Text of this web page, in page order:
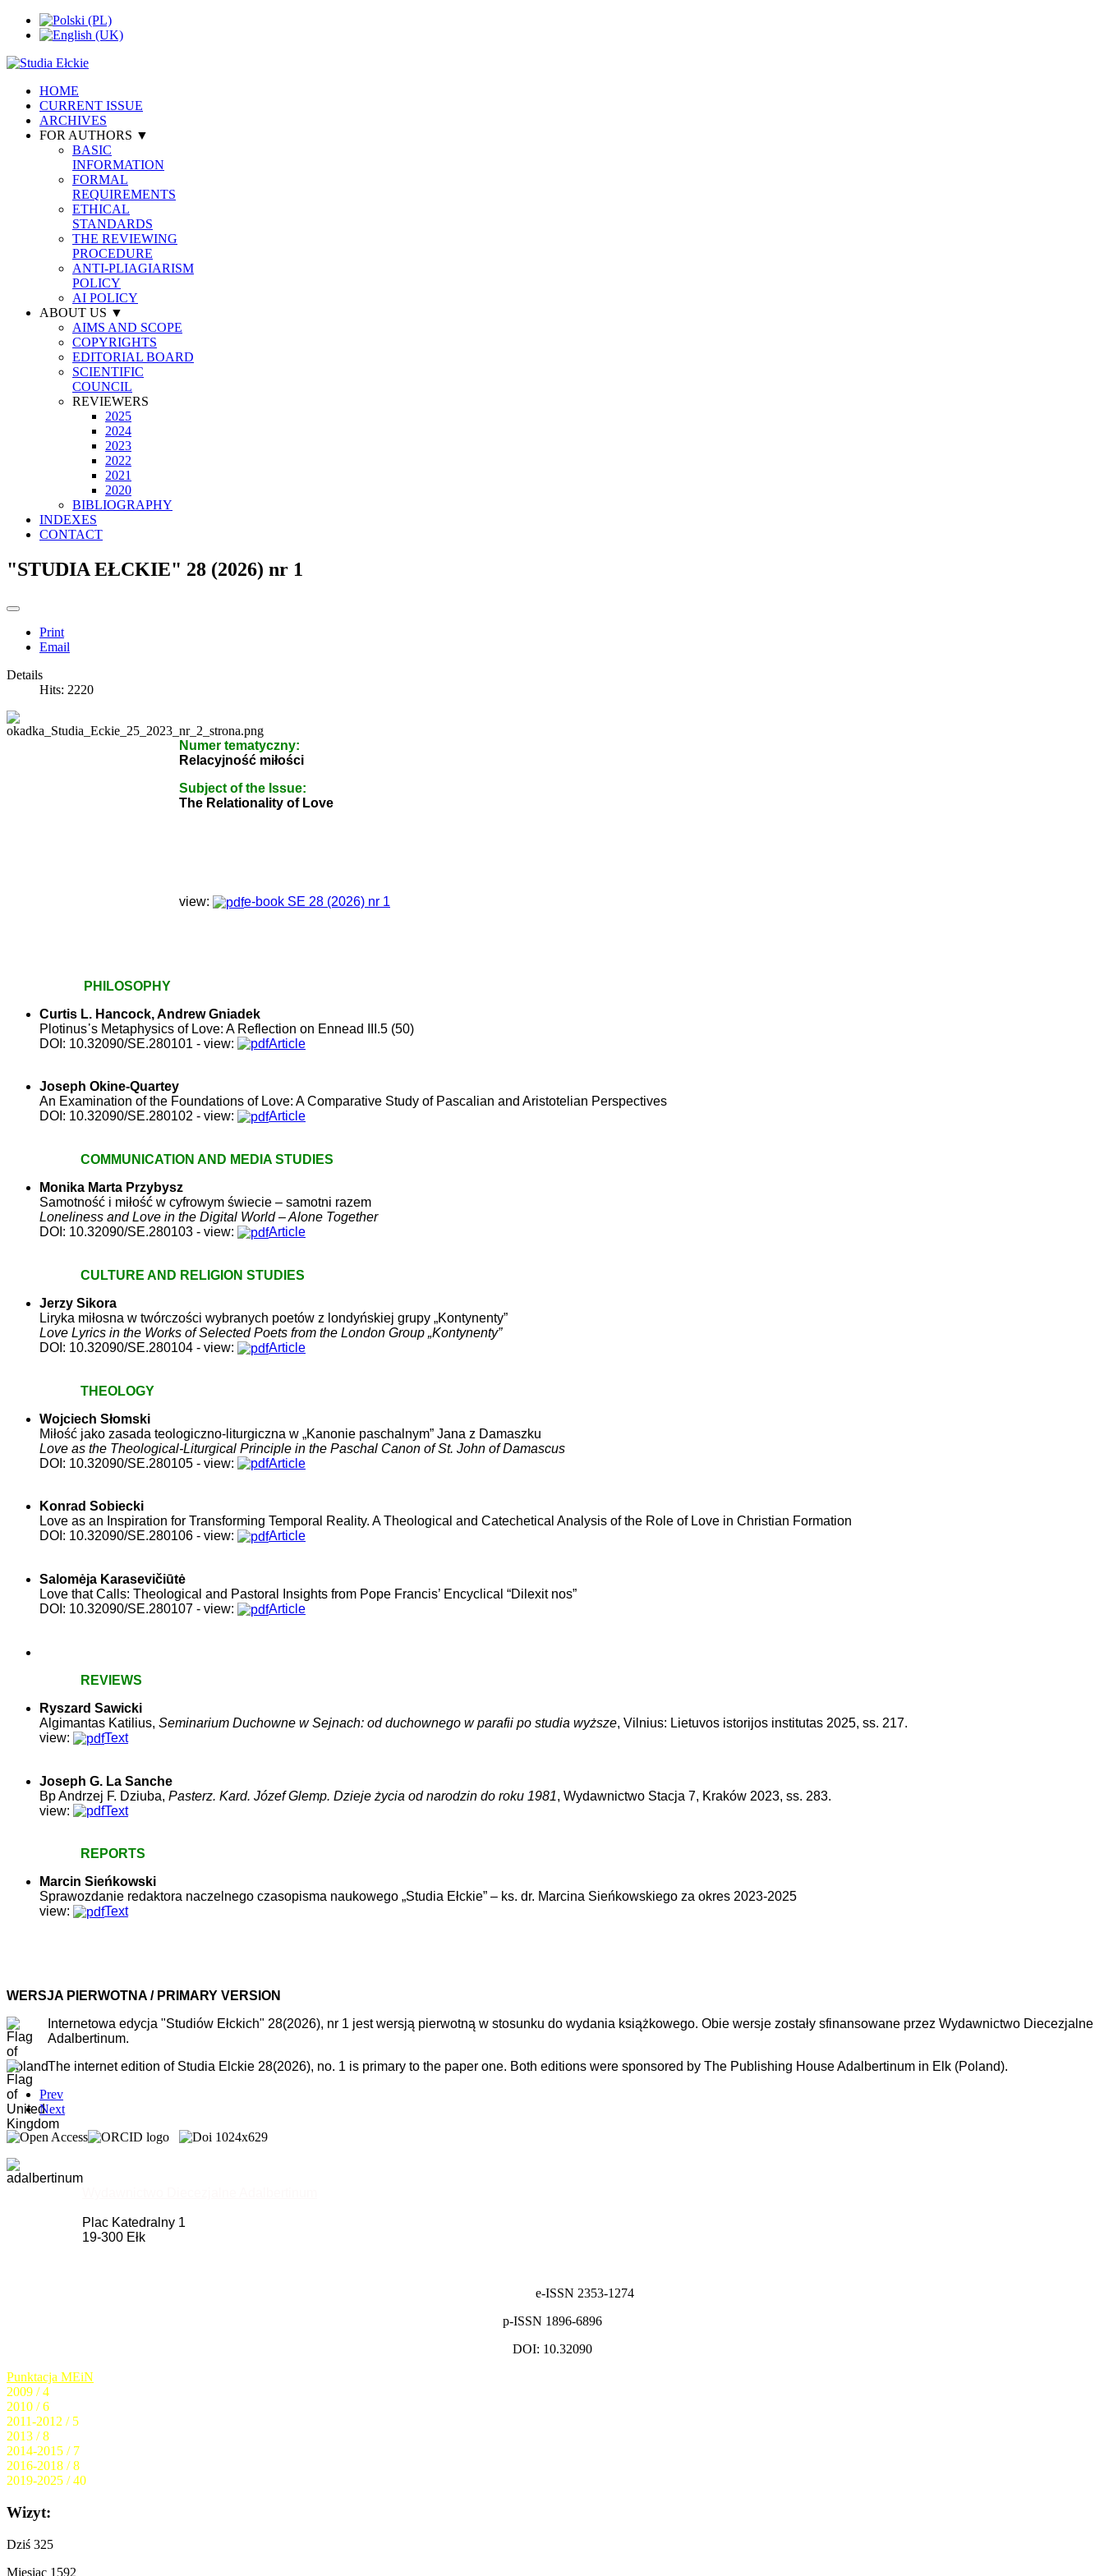
HOME
CURRENT ISSUE
ARCHIVES
FOR AUTHORS ▼
BASIC
INFORMATION
FORMAL
REQUIREMENTS
ETHICAL
STANDARDS
THE REVIEWING
PROCEDURE
ANTI-PLIAGIARISM
POLICY
AI POLICY
ABOUT US ▼
AIMS AND SCOPE
COPYRIGHTS
EDITORIAL BOARD
SCIENTIFIC
COUNCIL
REVIEWERS
2025
2024
2023
2022
2021
2020
BIBLIOGRAPHY
INDEXES
CONTACT
"STUDIA EŁCKIE" 28 (2026) nr 1
Print
Email
Details
Hits: 2220
Numer tematyczny:
Relacyjność miłości
Subject of the Issue:
The Relationality of Love
view: e-book SE 28 (2026) nr 1
PHILOSOPHY
Curtis L. Hancock, AndrewGniadek
Plotinus᾽s Metaphysics of Love: A Reflection on Ennead III.5 (50)
DOI: 10.32090/SE.280101 - view:
Article
Joseph Okine-Quartey
An Examination of the Foundations of Love: A Comparative Study of Pascalian and Aristotelian Perspectives
DOI: 10.32090/SE.280102 - view: Article
COMMUNICATION AND MEDIA STUDIES
Monika Marta Przybysz
Samotność i miłość w cyfrowym świecie – samotni razem
Loneliness and Love in the Digital World – Alone Together
DOI: 10.32090/SE.280103 - view: Article
CULTURE AND RELIGION STUDIES
Jerzy Sikora
Liryka miłosna w twórczości wybranych poetów z londyńskiej grupy „Kontynenty”
Love Lyrics in the Works of Selected Poets from the London Group „Kontynenty”
DOI: 10.32090/SE.280104 - view: Article
THEOLOGY
Wojciech Słomski
Miłość jako zasada teologiczno-liturgiczna w „Kanonie paschalnym” Jana z Damaszku
Love as the Theological-Liturgical Principle in the Paschal Canon of St. John of Damascus
DOI: 10.32090/SE.280105 - view: Article
Konrad Sobiecki
Love as an Inspiration for Transforming Temporal Reality. A Theological and Catechetical Analysis of the Role of Love in Christian Formation
DOI: 10.32090/SE.280106 - view:
Article
Salomėja Karasevičiūtė
Love that Calls: Theological and Pastoral Insights from Pope Francis’ Encyclical “Dilexit nos”
DOI: 10.32090/SE.280107 - view: Article
REVIEWS
Ryszard Sawicki
Algimantas Katilius, Seminarium Duchowne w Sejnach: od duchownego w parafii po studia wyższe, Vilnius: Lietuvos istorijos institutas 2025, ss. 217.
view:
Text
Joseph G. La Sanche
Bp Andrzej F. Dziuba, Pasterz. Kard. Józef Glemp. Dzieje życia od narodzin do roku 1981, Wydawnictwo Stacja 7, Kraków 2023, ss. 283.
view:
Text
REPORTS
Marcin Sieńkowski
Sprawozdanie redaktora naczelnego czasopisma naukowego „Studia Ełckie” – ks. dr. Marcina Sieńkowskiego za okres 2023-2025
view:
Text
WERSJA PIERWOTNA / PRIMARY VERSION
Internetowa edycja "Studiów Ełckich" 28(2026), nr 1 jest wersją pierwotną w stosunku do wydania książkowego. Obie wersje zostały sfinansowane przez Wydawnictwo Diecezjalne
Adalbertinum.
The internet edition of Studia Elckie 28(2026), no. 1 is primary to the paper one. Both editions were sponsored by The Publishing House Adalbertinum in Elk (Poland).
Prev
Next
Plac Katedralny 1
19-300 Ełk
e-ISSN 2353-1274
p-ISSN 1896-6896
DOI: 10.32090
Punktacja MEiN
2009 / 4
2010 / 6
2011-2012 / 5
2013 / 8
2014-2015 / 7
2016-2018 / 8
2019-2025 / 40
Wizyt:
Dziś 325
Miesiąc 1592